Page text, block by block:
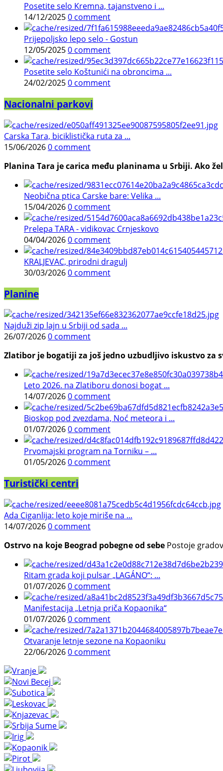
Posetite selo Kremna, tajanstveno i ...
14/12/20250 comment
Prijepoljsko lepo selo - Gostun
12/05/20250 comment
Posetite selo Koštunići na obroncima ...
24/02/20250 comment
Nacionalni parkovi
Carska Tara, biciklistička ruta za ...
15/06/20260 comment
Planina Tara je carica među planinama u Srbiji. Ako
Neobična ptica Carske bare: Velika ...
15/04/20260 comment
Prelepa TARA - vidikovac Crnjeskovo
04/04/20260 comment
KRALJEVAC, prirodni dragulj
30/03/20260 comment
Planine
Najduži zip lajn u Srbiji od sada ...
26/07/20260 comment
Zlatibor je bogatiji za još jedno uzbudljivo iskustvo
Leto 2026. na Zlatiboru donosi bogat ...
14/07/20260 comment
Bioskop pod zvezdama, Noć meteora i ...
01/07/20260 comment
Prvomajski program na Torniku – ...
01/05/20260 comment
Turistički centri
Ada Ciganlija: leto koje miriše na ...
14/07/20260 comment
Ostrvo na koje Beograd pobegne od sebe Postoje
Ritam grada koji pulsar „LAGÁNO“: ...
01/07/20260 comment
Manifestacija „Letnja priča Kopaonika“
01/07/20260 comment
Otvaranje letnje sezone na Kopaoniku
22/06/20260 comment